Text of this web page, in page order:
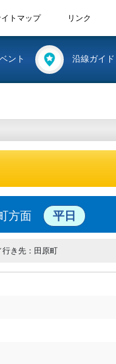
トマップ リンク
ント 沿線ガイド
方面 平日
行き先：田原町